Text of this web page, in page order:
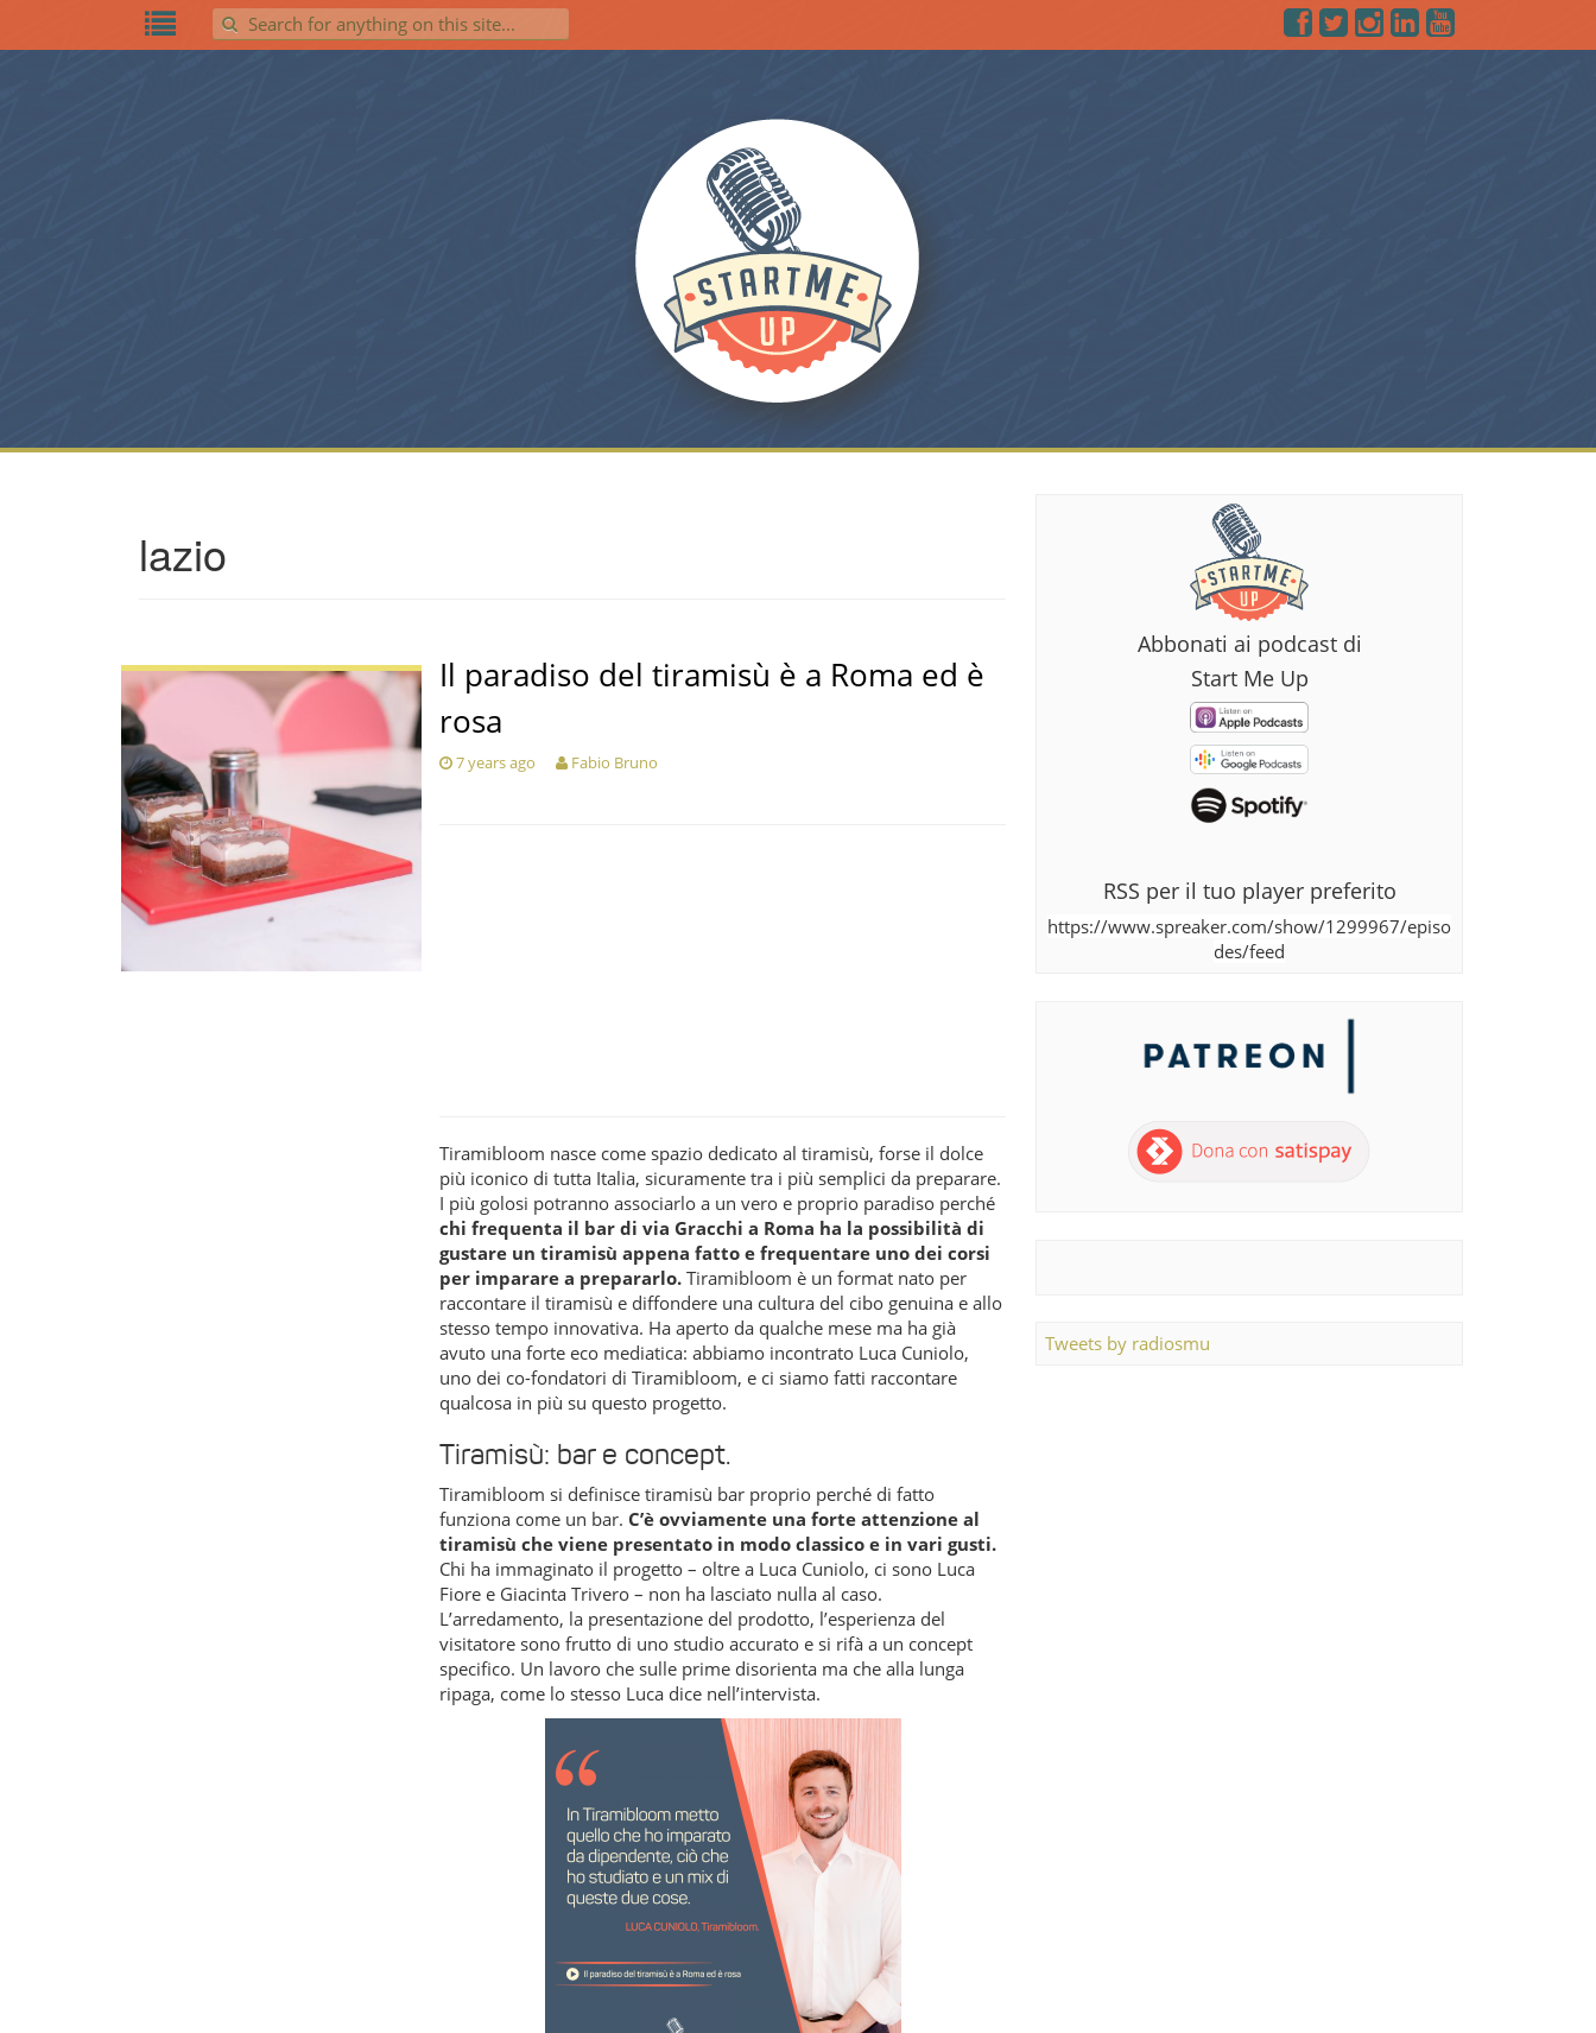
Search for:
lazio
Il paradiso del tiramisù è a Roma ed è
rosa
7 years ago Fabio Bruno
Tiramibloom nasce come spazio dedicato al tiramisù, forse il dolce
più iconico di tutta Italia, sicuramente tra i più semplici da preparare.
I più golosi potranno associarlo a un vero e proprio paradiso perché
chi frequenta il bar di via Gracchi a Roma ha la possibilità di
gustare un tiramisù appena fatto e frequentare uno dei corsi
per imparare a prepararlo. Tiramibloom è un format nato per
raccontare il tiramisù e diffondere una cultura del cibo genuina e allo
stesso tempo innovativa. Ha aperto da qualche mese ma ha già
avuto una forte eco mediatica: abbiamo incontrato Luca Cuniolo,
uno dei co-fondatori di Tiramibloom, e ci siamo fatti raccontare
qualcosa in più su questo progetto.
Tiramisù: bar e concept.
Tiramibloom si definisce tiramisù bar proprio perché di fatto
funziona come un bar. C’è ovviamente una forte attenzione al
tiramisù che viene presentato in modo classico e in vari gusti.
Chi ha immaginato il progetto – oltre a Luca Cuniolo, ci sono Luca
Fiore e Giacinta Trivero – non ha lasciato nulla al caso.
L’arredamento, la presentazione del prodotto, l’esperienza del
visitatore sono frutto di uno studio accurato e si rifà a un concept
specifico. Un lavoro che sulle prime disorienta ma che alla lunga
ripaga, come lo stesso Luca dice nell’intervista.
Abbonati ai podcast di
Start Me Up
RSS per il tuo player preferito
https://www.spreaker.com/show/1299967/episo
des/feed
Tweets by radiosmu